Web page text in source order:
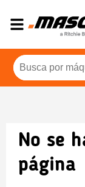
No se
página